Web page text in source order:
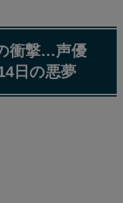
衝撃…声優
日の悪夢